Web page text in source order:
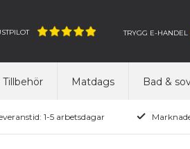
TRYGG E-HANDEL
Tillbehör Matdags Bad &
1-5 arbetsdagar